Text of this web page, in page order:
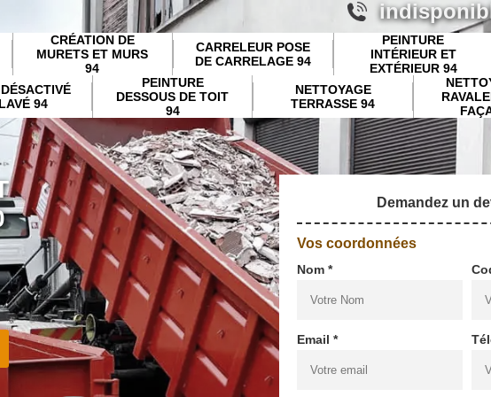
CRÉATION DE
MURETS ET MURS
94
CARRELEUR POSE
DE CARRELAGE 94
PEINTURE
INTÉRIEUR ET
EXTÉRIEUR 94
94
PEINTURE
DESSOUS DE TOIT
94
NETTOYAGE
TERRASSE 94
Demandez un
Vos coordonnées
Nom *
Email *